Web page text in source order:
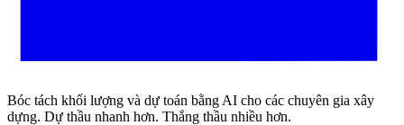
Bóc tách khối lượng và dự toán bằng AI cho các chuyên gia xây
dựng. Dự thầu nhanh hơn. Thắng thầu nhiều hơn.